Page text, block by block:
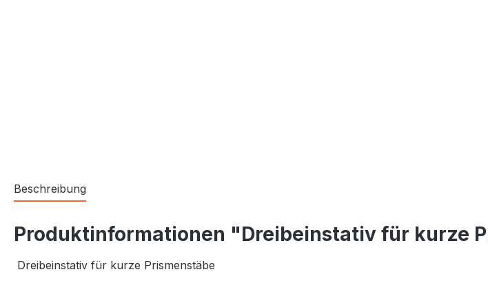
Beschreibung
Produktinformationen "Dreibeinstativ für kurze
Dreibeinstativ für kurze Prismenstäbe